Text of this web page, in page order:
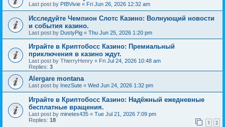
Last post by PIBVivie « Fri Jun 26, 2026 12:32 am
Исследуйте Чемпион Слотс Казино: Волнующий новости
и события казино.
Last post by DustyPig « Thu Jun 25, 2026 1:20 pm
Играйте в Криптобосс Казино: Премиальный
приключения в казино ждут.
Last post by ThierryHenry « Fri Jul 24, 2026 10:48 am
Replies: 3
Alergare montana
Last post by InezSute « Wed Jun 24, 2026 1:32 pm
Играйте в Криптобосс Казино: Надёжный ежедневные
бесплатные вращения.
Last post by minetes435 « Tue Jul 21, 2026 7:09 pm
Replies: 18 1 2